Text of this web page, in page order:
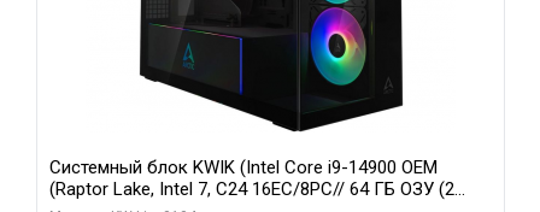
Системный блок KWIK (Intel Core i9-14900 OEM
(Raptor Lake, Intel 7, C24 16EC/8PC// 64 ГБ ОЗУ (2